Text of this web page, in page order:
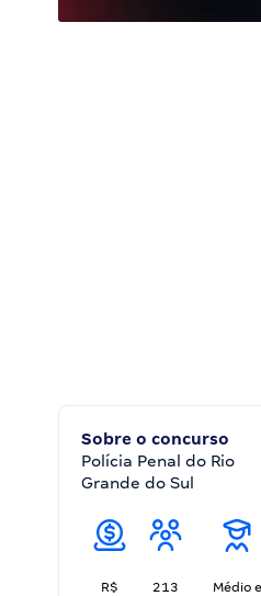
Sobre o concurso
Polícia Penal do Rio
Grande do Sul
R$
213
Médio e